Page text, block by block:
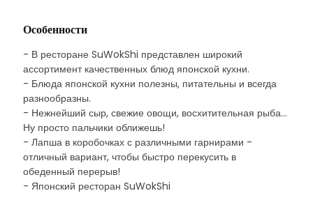
Особенности
- В ресторане SuWokShi представлен широкий
ассортимент качественных блюд японской кухни.
- Блюда японской кухни полезны, питательны и всегда
разнообразны.
- Нежнейший сыр, свежие овощи, восхитительная рыба...
Ну просто пальчики оближешь!
- Лапша в коробочках с различными гарнирами -
отличный вариант, чтобы быстро перекусить в
обеденный перерыв!
- Японский ресторан SuWokShi